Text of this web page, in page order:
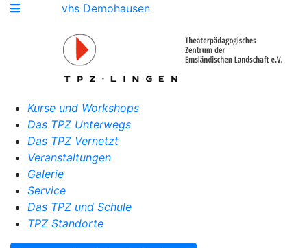
vhs Demohausen
Kurse und Workshops
Das TPZ Unterwegs
Das TPZ Vernetzt
Veranstaltungen
Galerie
Service
Das TPZ und Schule
TPZ Standorte